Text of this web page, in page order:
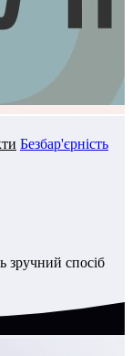
Безбар'єрність
зручний спосіб